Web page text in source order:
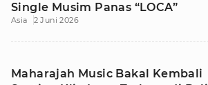
Single Musim Panas “LOCA”
Asia 2 Juni 2026
Maharajah Music Bakal Kembali